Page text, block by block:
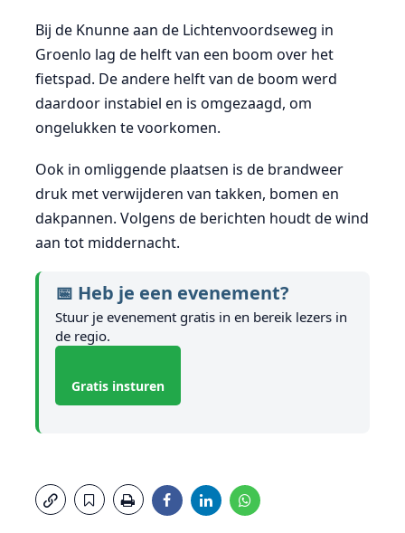
Bij de Knunne aan de Lichtenvoordseweg in
Groenlo lag de helft van een boom over het
fietspad. De andere helft van de boom werd
daardoor instabiel en is omgezaagd, om
ongelukken te voorkomen.
Ook in omliggende plaatsen is de brandweer
druk met verwijderen van takken, bomen en
dakpannen. Volgens de berichten houdt de wind
aan tot middernacht.
📅 Heb je een evenement?
Stuur je evenement gratis in en bereik lezers in
de regio.
Gratis insturen